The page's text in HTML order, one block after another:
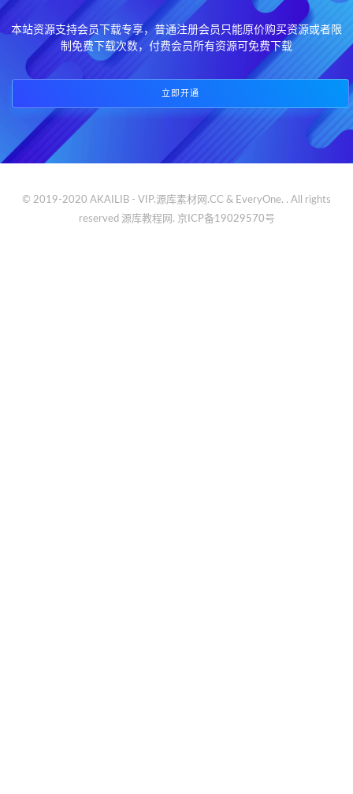
本站资源支持会员下载专享，普通注册会员只能原价购买资源或者限
制免费下载次数，付费会员所有资源可免费下载
立即开通
© 2019-2020 AKAILIB - VIP.源库素材网.CC & EveryOne. . All rights
reserved 源库教程网. 京ICP备19029570号